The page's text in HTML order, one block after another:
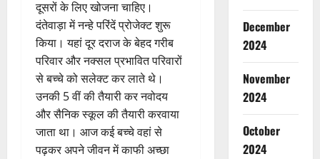
दूसरों के लिए खोजना चाहिए।
दंतेवाड़ा में नन्हे परिंदें प्रोजेक्ट शुरू
किया। यहां दूर दराज के बेहद गरीब
परिवार और नक्सल प्रभावित परिवारों
से बच्चे को सलेक्ट कर लाते थे।
उनकी 5 वीं की तैयारी कर नवोदय
और सैनिक स्कूल की तैयारी करवाया
जाता था। आज कई बच्चे वहां से
पढ़कर अपने जीवन में काफी अच्छा
December
2024
November
2024
October
2024